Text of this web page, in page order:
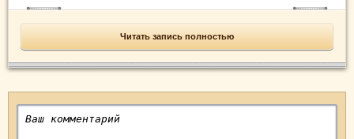
Читать запись полностью